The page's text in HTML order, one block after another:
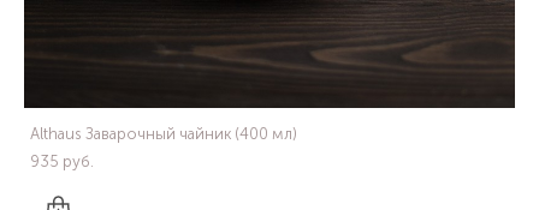
Althaus Заварочный чайник (400 мл)
935 pуб.